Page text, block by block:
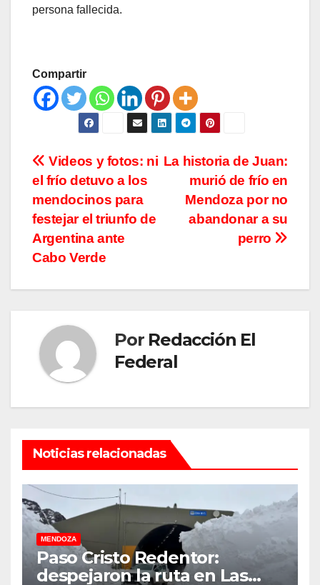
persona fallecida.
Compartir
Navegación
de
entradas
La historia de Juan:
murió de frío en
Mendoza por no
abandonar a su
perro
Videos y fotos: ni
el frío detuvo a los
mendocinos para
festejar el triunfo de
Argentina ante
Cabo Verde
Por Redacción El
Federal
Noticias relacionadas
MENDOZA
Paso Cristo Redentor:
despejaron la ruta en Las